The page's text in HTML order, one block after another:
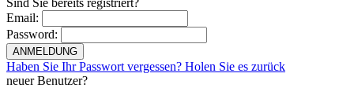
Sind Sie bereits registriert?
Email:
Password:
ANMELDUNG
Haben Sie Ihr Passwort vergessen? Holen Sie es zurück
neuer Benutzer?